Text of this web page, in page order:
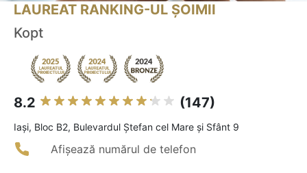
LAUREAT RANKING-UL ȘOIMII
Kopt
8.2 (147)
Iaşi, Bloc B2, Bulevardul Ștefan cel Mare și Sfânt 9
Afișează numărul de telefon